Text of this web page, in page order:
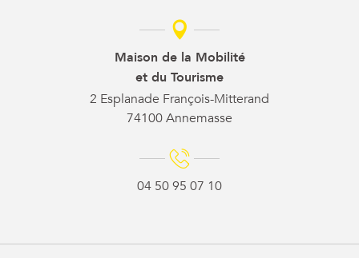
Maison de la Mobilité
et du Tourisme
2 Esplanade François-Mitterand
74100 Annemasse
04 50 95 07 10